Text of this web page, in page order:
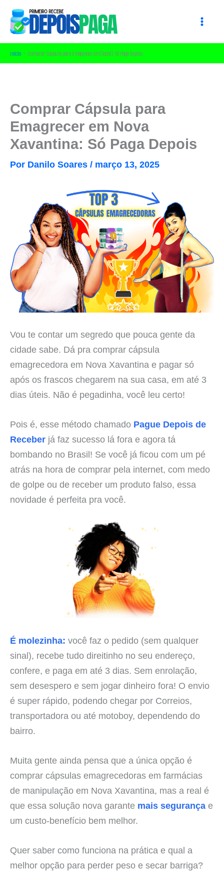
para
conteúdo
Início Comprar Cápsula para Emagrecer em [local]: Só Paga Depois
Comprar Cápsula para
Emagrecer em Nova
Xavantina: Só Paga Depois
Por Danilo Soares / março 13, 2025
Vou te contar um segredo que pouca gente da
cidade sabe. Dá pra comprar cápsula
emagrecedora em Nova Xavantina e pagar só
após os frascos chegarem na sua casa, em até 3
dias úteis. Não é pegadinha, você leu certo!
Pois é, esse método chamado Pague Depois de
Receber já faz sucesso lá fora e agora tá
bombando no Brasil! Se você já ficou com um pé
atrás na hora de comprar pela internet, com medo
de golpe ou de receber um produto falso, essa
novidade é perfeita pra você.
É molezinha: você faz o pedido (sem qualquer
sinal), recebe tudo direitinho no seu endereço,
confere, e paga em até 3 dias. Sem enrolação,
sem desespero e sem jogar dinheiro fora! O envio
é super rápido, podendo chegar por Correios,
transportadora ou até motoboy, dependendo do
bairro.
Muita gente ainda pensa que a única opção é
comprar cápsulas emagrecedoras em farmácias
de manipulação em Nova Xavantina, mas a real é
que essa solução nova garante mais segurança e
um custo-benefício bem melhor.
Quer saber como funciona na prática e qual a
melhor opção para perder peso e secar barriga?